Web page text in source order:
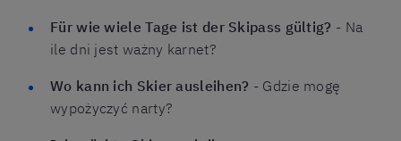
Für wie wiele Tage ist der Skipass gültig? - Na
ile dni jest ważny karnet?
Wo kann ich Skier ausleihen? - Gdzie mogę
wypożyczyć narty?